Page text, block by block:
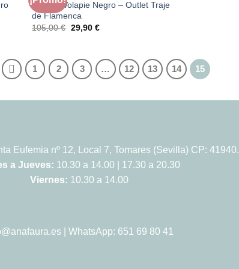
Modelo Volapie Negro – Outlet Traje
de Flamenca
105,00€ El
105,00 €.
29,90 €El
29,90 €.
1 2 3 … 12 13 14 15
Eufemia nº 12, Local 7, Tomares (Sevilla) CP: 41940.
a Jueves: 10.30 a 14.00 | 17.30 a 20.30
Viernes: 10.30 a 14.00
| WhatsApp: 651 69 80 41